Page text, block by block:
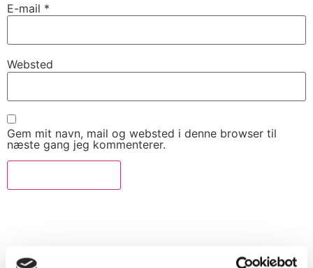
E-mail *
Websted
Gem mit navn, mail og websted i denne browser til
næste gang jeg kommenterer.